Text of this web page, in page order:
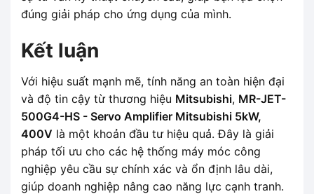
đúng giải pháp cho ứng dụng của mình.
Kết luận
Với hiệu suất mạnh mẽ, tính năng an toàn hiện đại
và độ tin cậy từ thương hiệu Mitsubishi, MR-JET-
500G4-HS - Servo Amplifier Mitsubishi 5kW,
400V là một khoản đầu tư hiệu quả. Đây là giải
pháp tối ưu cho các hệ thống máy móc công
nghiệp yêu cầu sự chính xác và ổn định lâu dài,
giúp doanh nghiệp nâng cao năng lực cạnh tranh.